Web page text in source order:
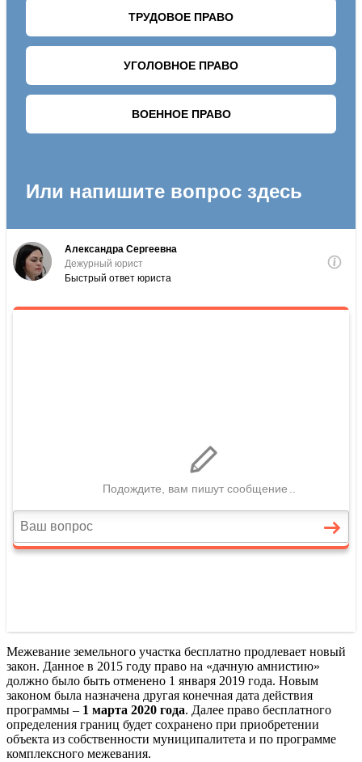
Межевание земельного участка бесплатно продлевает новый
закон. Данное в 2015 году право на «дачную амнистию»
должно было быть отменено 1 января 2019 года. Новым
законом была назначена другая конечная дата действия
программы – 1 марта 2020 года. Далее право бесплатного
определения границ будет сохранено при приобретении
объекта из собственности муниципалитета и по программе
комплексного межевания.